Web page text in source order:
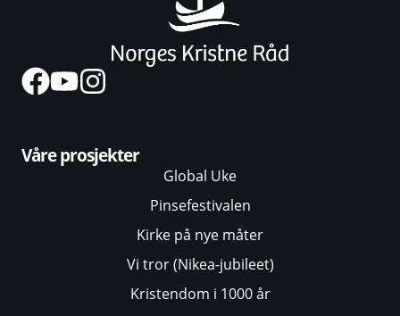
Våre prosjekter
Global Uke
Pinsefestivalen
Kirke på nye måter
Vi tror (Nikea-jubileet)
Kristendom i 1000 år